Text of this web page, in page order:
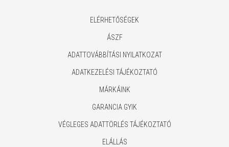
ELÉRHETŐSÉGEK
ÁSZF
ADATTOVÁBBÍTÁSI NYILATKOZAT
ADATKEZELÉSI TÁJÉKOZTATÓ
MÁRKÁINK
GARANCIA GYIK
VÉGLEGES ADATTÖRLÉS TÁJÉKOZTATÓ
ELÁLLÁS